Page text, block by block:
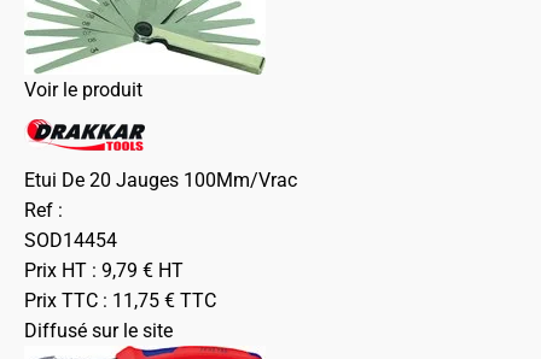
Voir le produit
Etui De 20 Jauges 100Mm/Vrac
Ref :
SOD14454
Prix HT : 9,79 € HT
Prix TTC : 11,75 € TTC
Diffusé sur le site